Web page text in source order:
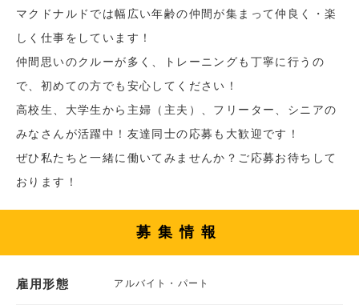
マクドナルドでは幅広い年齢の仲間が集まって仲良く・楽
しく仕事をしています！
仲間思いのクルーが多く、トレーニングも丁寧に行うの
で、初めての方でも安心してください！
高校生、大学生から主婦（主夫）、フリーター、シニアの
みなさんが活躍中！友達同士の応募も大歓迎です！
ぜひ私たちと一緒に働いてみませんか？ご応募お待ちして
おります！
募集情報
雇用形態 アルバイト・パート